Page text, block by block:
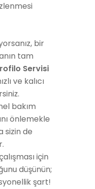
bir
tam
Servisi
ve kalıcı
bakım
önlemekle
sizin de
için
düşünün;
şart!